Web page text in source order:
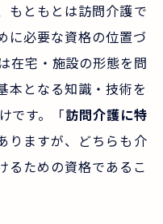
もともとは訪問介護で
に必要な資格の位置づ
在宅・施設の形態を問
本となる知識・技術を
です。「訪問介護に特
りますが、どちらも介
るための資格であるこ